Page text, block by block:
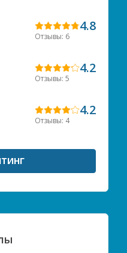
4.8
Отзывы: 6
4.2
Отзывы: 5
4.2
Отзывы: 4